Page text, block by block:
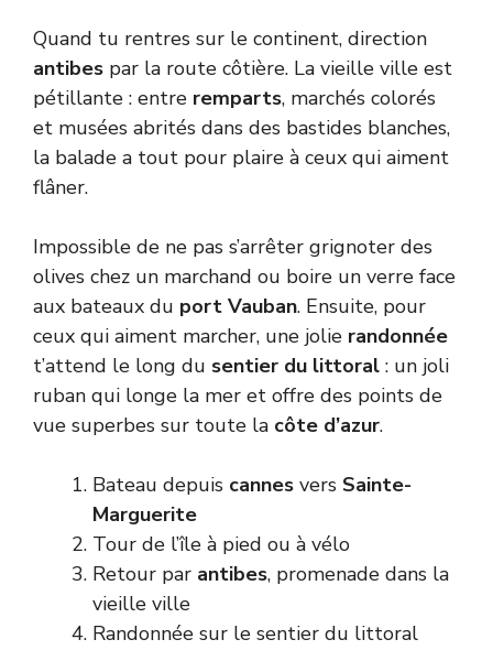
Quand tu rentres sur le continent, direction
antibes par la route côtière. La vieille ville est
pétillante : entre remparts, marchés colorés
et musées abrités dans des bastides blanches,
la balade a tout pour plaire à ceux qui aiment
flâner.
Impossible de ne pas s’arrêter grignoter des
olives chez un marchand ou boire un verre face
aux bateaux du port Vauban. Ensuite, pour
ceux qui aiment marcher, une jolie randonnée
t’attend le long du sentier du littoral : un joli
ruban qui longe la mer et offre des points de
vue superbes sur toute la côte d’azur.
Bateau depuis cannes vers Sainte-
Marguerite
Tour de l’île à pied ou à vélo
Retour par antibes, promenade dans la
vieille ville
Randonnée sur le sentier du littoral